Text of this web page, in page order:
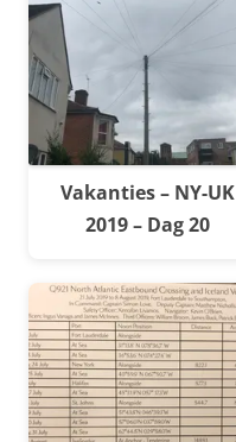
Vakanties – NY-UK
2019 – Dag 20